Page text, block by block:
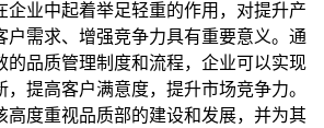
企业中起着举足轻重的作用，对提升产
户需求、增强竞争力具有重要意义。通
的品质管理制度和流程，企业可以实现
，提高客户满意度，提升市场竞争力。
高度重视品质部的建设和发展，并为其